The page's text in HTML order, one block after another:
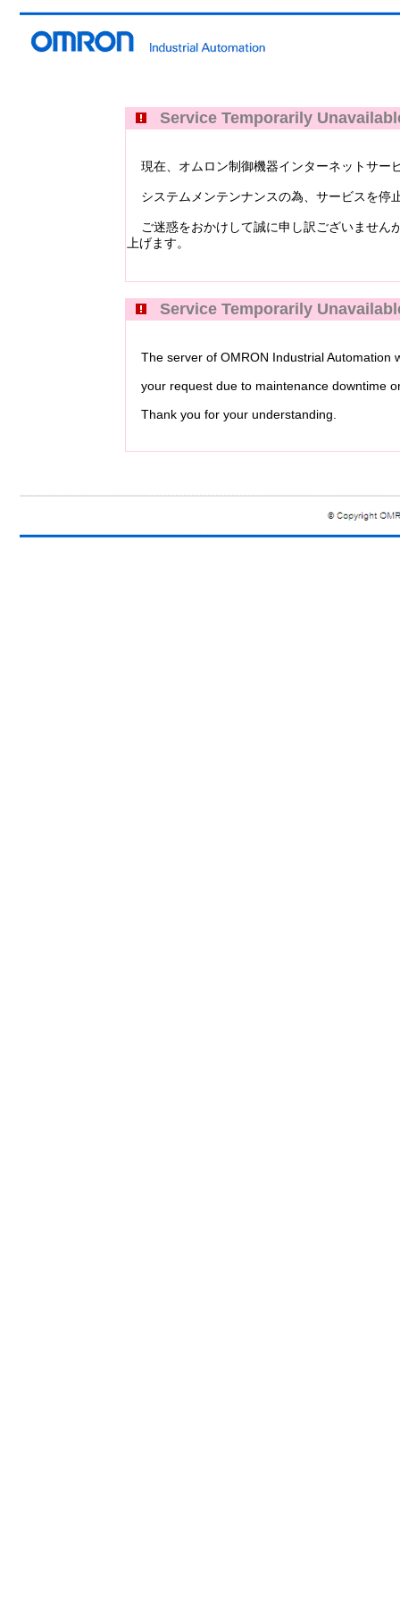
Service Temporarily
現在、オムロン制御機器インターネットサー
システムメンテンナンスの為、サービスを停
ご迷惑をおかけして誠に申し訳ございません
上げます。
Service Temporarily
The server of OMRON Industrial Automation
your request due to maintenance downtime
Thank you for your understanding.